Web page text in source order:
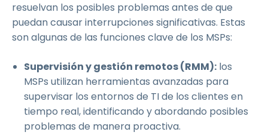
resuelvan los posibles problemas antes de que
puedan causar interrupciones significativas. Estas
son algunas de las funciones clave de los MSPs:
Supervisión y gestión remotos (RMM): los
MSPs utilizan herramientas avanzadas para
supervisar los entornos de TI de los clientes en
tiempo real, identificando y abordando posibles
problemas de manera proactiva.